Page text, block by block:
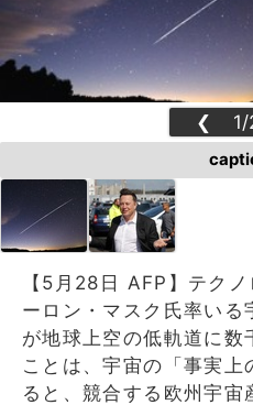
❮ 1/
【5月28日 AFP】テク
ーロン・マスク氏率いる
が地球上空の低軌道に数
ことは、宇宙の「事実上
ると、競合する欧州宇宙